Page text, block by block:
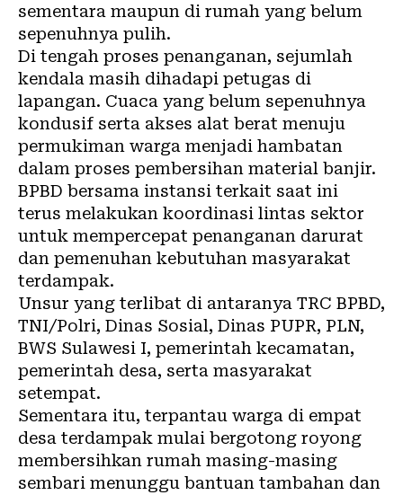
sementara maupun di rumah yang belum
sepenuhnya pulih.
Di tengah proses penanganan, sejumlah
kendala masih dihadapi petugas di
lapangan. Cuaca yang belum sepenuhnya
kondusif serta akses alat berat menuju
permukiman warga menjadi hambatan
dalam proses pembersihan material banjir.
BPBD bersama instansi terkait saat ini
terus melakukan koordinasi lintas sektor
untuk mempercepat penanganan darurat
dan pemenuhan kebutuhan masyarakat
terdampak.
Unsur yang terlibat di antaranya TRC BPBD,
TNI/Polri, Dinas Sosial, Dinas PUPR, PLN,
BWS Sulawesi I, pemerintah kecamatan,
pemerintah desa, serta masyarakat
setempat.
Sementara itu, terpantau warga di empat
desa terdampak mulai bergotong royong
membersihkan rumah masing-masing
sembari menunggu bantuan tambahan dan